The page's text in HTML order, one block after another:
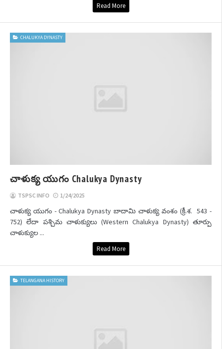
Read More
CHALUKYA DYNASTY
చాళుక్య యుగం Chalukya Dynasty
TSPSC INFO 1/24/2025
చాళుక్య యుగం - Chalukya Dynasty బాదామి చాళుక్య వంశం (క్రీ.శ. 543 -
752) లేదా పశ్చిమ చాళుక్యులు (Western Chalukya Dynasty) తూర్పు
చాళుక్యుల ...
Read More
TELANGANA HISTORY